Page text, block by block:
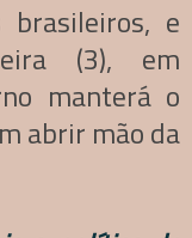
e
(3), em
manterá o
abrir mão da